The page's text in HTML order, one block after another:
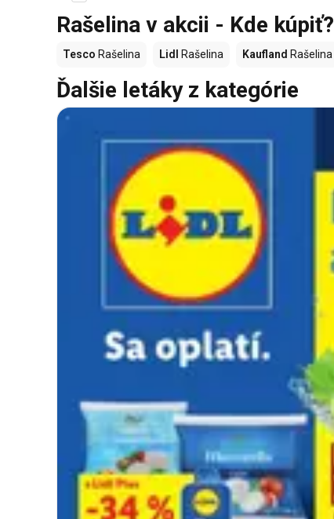
Rašelina v akcii - Kde kúpiť?
Tesco Rašelina Lidl Rašelina Kaufland Rašelina
Ďalšie letáky z kategórie